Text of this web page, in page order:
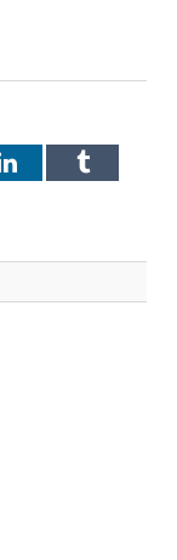
LinkedInTumblr